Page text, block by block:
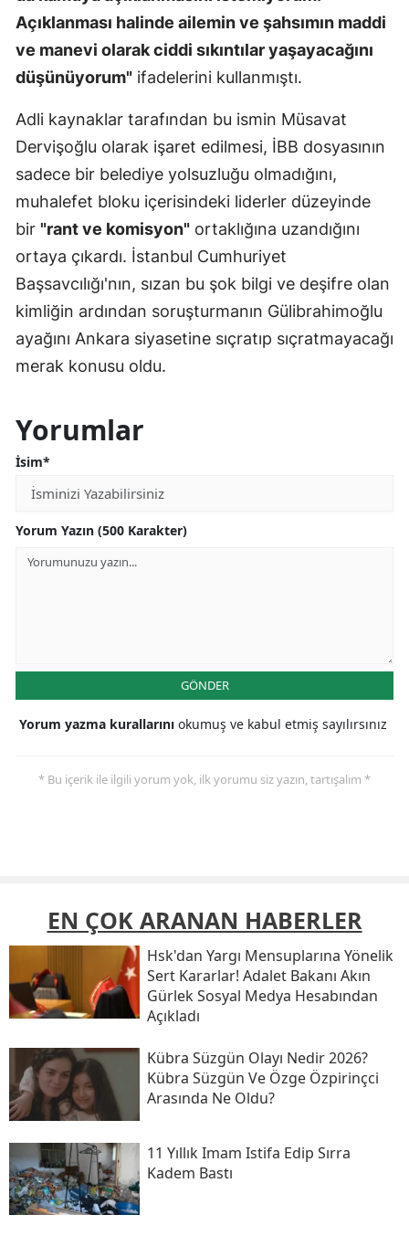
Açıklanması halinde ailemin ve şahsımın maddi
ve manevi olarak ciddi sıkıntılar yaşayacağını
düşünüyorum" ifadelerini kullanmıştı.
Adli kaynaklar tarafından bu ismin Müsavat
Dervişoğlu olarak işaret edilmesi, İBB dosyasının
sadece bir belediye yolsuzluğu olmadığını,
muhalefet bloku içerisindeki liderler düzeyinde
bir "rant ve komisyon" ortaklığına uzandığını
ortaya çıkardı. İstanbul Cumhuriyet
Başsavcılığı'nın, sızan bu şok bilgi ve deşifre olan
kimliğin ardından soruşturmanın Gülibrahimoğlu
ayağını Ankara siyasetine sıçratıp sıçratmayacağı
merak konusu oldu.
Yorumlar
İsim*
Yorum Yazın (500 Karakter)
GÖNDER
Yorum yazma kurallarını okumuş ve kabul etmiş sayılırsınız
* Bu içerik ile ilgili yorum yok, ilk yorumu siz yazın, tartışalım *
EN ÇOK ARANAN HABERLER
Hsk'dan Yargı Mensuplarına Yönelik
Sert Kararlar! Adalet Bakanı Akın
Gürlek Sosyal Medya Hesabından
Açıkladı
Kübra Süzgün Olayı Nedir 2026?
Kübra Süzgün Ve Özge Özpirinçci
Arasında Ne Oldu?
11 Yıllık Imam Istifa Edip Sırra
Kadem Bastı